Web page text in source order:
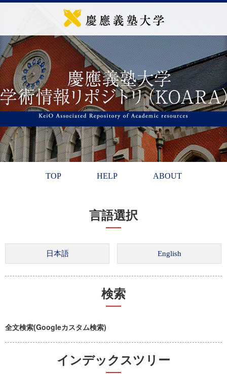
TOP HELP ABOUT
言語選択
検索
全文検索(Googleカスタム検索)
インデックスツリー